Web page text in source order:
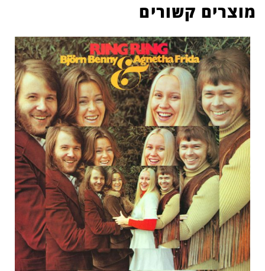
מוצרים קשורים